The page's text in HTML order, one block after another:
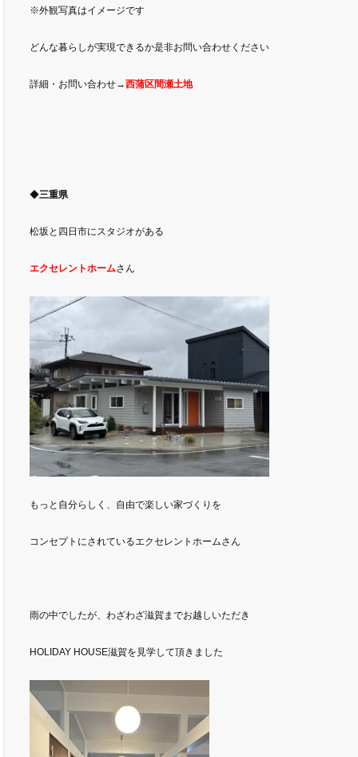
※外観写真はイメージです
どんな暮らしが実現できるか是非お問い合わせください
詳細・お問い合わせ→西蒲区間瀬土地
◆三重県
松坂と四日市にスタジオがある
エクセレントホームさん
もっと自分らしく、自由で楽しい家づくりを
コンセプトにされているエクセレントホームさん
雨の中でしたが、わざわざ滋賀までお越しいただき
HOLIDAY HOUSE滋賀を見学して頂きました